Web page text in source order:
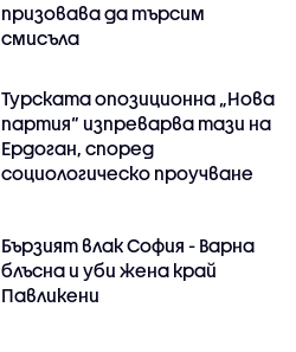
призовава да търсим
смисъла
Турската опозиционна „Нова
партия“ изпреварва тази на
Ердоган, според
социологическо проучване
Бързият влак София - Варна
блъсна и уби жена край
Павликени